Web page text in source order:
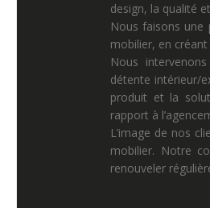
design, la qualité
Nous faisons une
mobilier, en
Nous
détente intérieur/
produit et la
rapport à
L’image de nos
mobilier. Notre
renouveler